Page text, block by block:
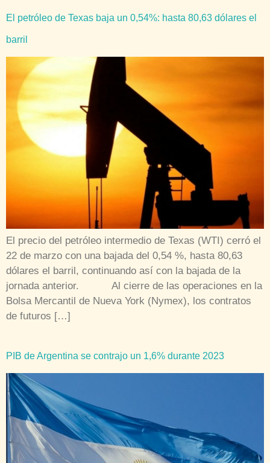
El petróleo de Texas baja un 0,54%: hasta 80,63 dólares el
barril
El precio del petróleo intermedio de Texas (WTI) cerró el
22 de marzo con una bajada del 0,54 %, hasta 80,63
dólares el barril, continuando así con la bajada de la
jornada anterior. Al cierre de las operaciones en la
Bolsa Mercantil de Nueva York (Nymex), los contratos
de futuros […]
PIB de Argentina se contrajo un 1,6% durante 2023